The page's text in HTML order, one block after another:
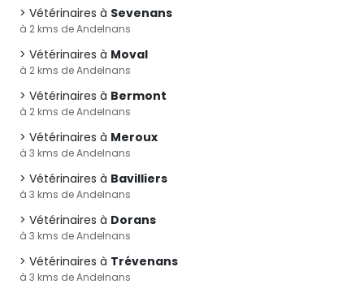
Vétérinaires à Sevenans
à 2 kms de Andelnans
Vétérinaires à Moval
à 2 kms de Andelnans
Vétérinaires à Bermont
à 2 kms de Andelnans
Vétérinaires à Meroux
à 3 kms de Andelnans
Vétérinaires à Bavilliers
à 3 kms de Andelnans
Vétérinaires à Dorans
à 3 kms de Andelnans
Vétérinaires à Trévenans
à 3 kms de Andelnans